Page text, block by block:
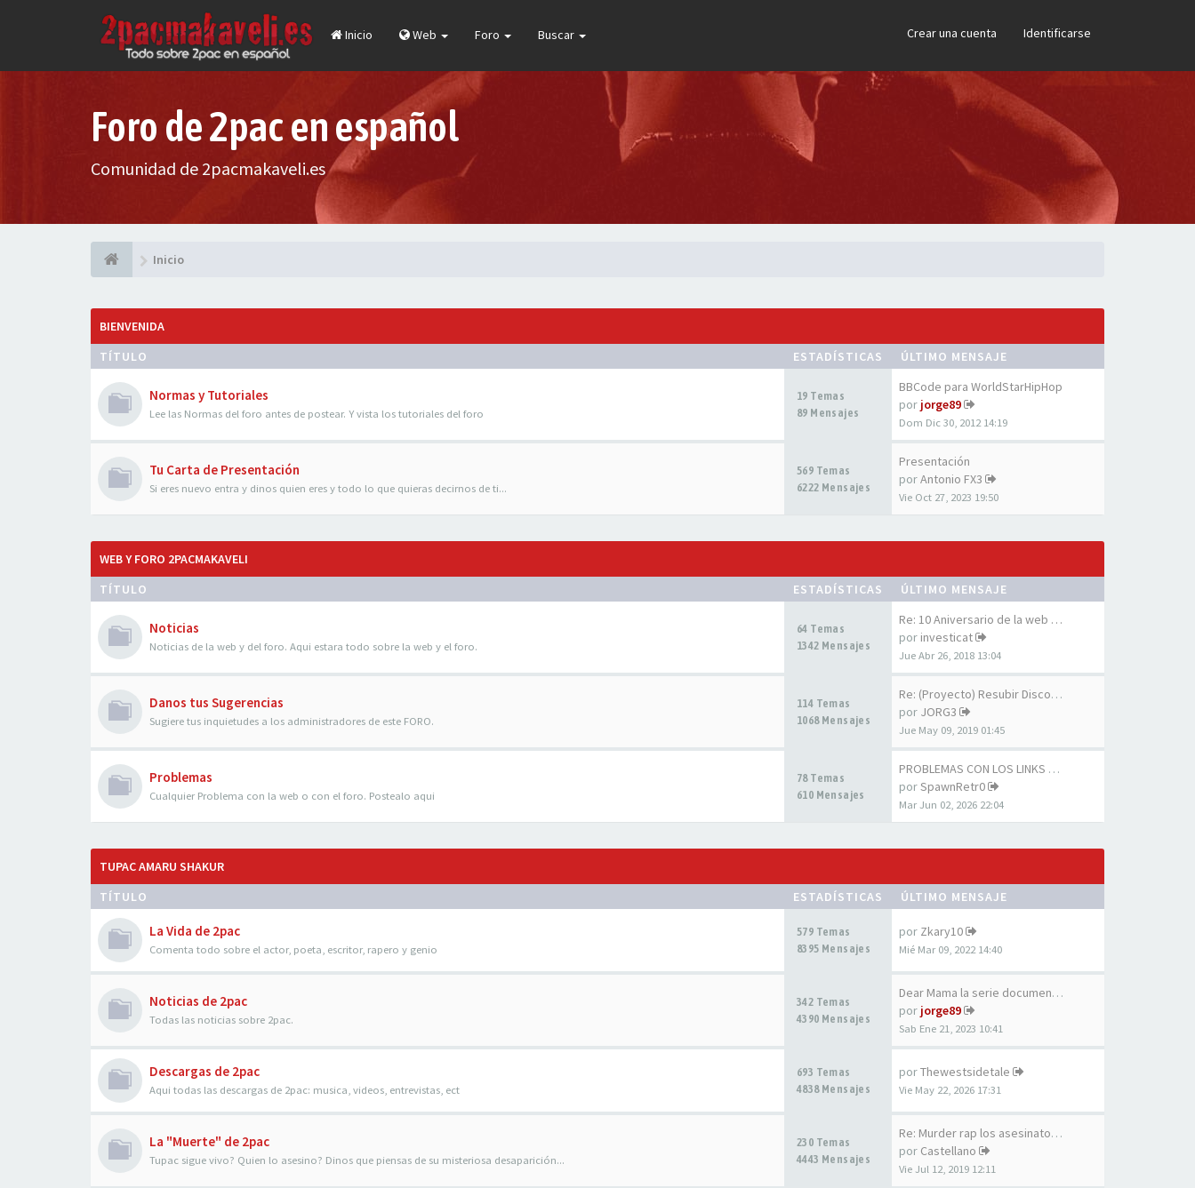
Inicio Web Foro Buscar Crear una cuenta Identificarse
Foro de 2pac en español
Comunidad de 2pacmakaveli.es
Inicio
BIENVENIDA
TÍTULO
ESTADÍSTICAS ÚLTIMO MENSAJE
Normas y Tutoriales
Lee las Normas del foro antes de postear. Y vista los tutoriales del foro
19 Temas
89 Mensajes
BBCode para WorldStarHipHop
por jorge89
Dom Dic 30, 2012 14:19
Tu Carta de Presentación
Si eres nuevo entra y dinos quien eres y todo lo que quieras decirnos de ti...
569 Temas
6222 Mensajes
Presentación
porAntonio FX3
Vie Oct 27, 2023 19:50
WEB Y FORO 2PACMAKAVELI
TÍTULO
ESTADÍSTICAS ÚLTIMO MENSAJE
Noticias
Noticias de la web y del foro. Aqui estara todo sobre la web y el foro.
64 Temas
1342 Mensajes
Re: 10 Aniversario de la web …
por investicat
Jue Abr 26, 2018 13:04
Danos tus Sugerencias
Sugiere tus inquietudes a los administradores de este FORO.
114 Temas
1068 Mensajes
Re: (Proyecto) Resubir Discos…
por JORG3
Jue May 09, 2019 01:45
Problemas
Cualquier Problema con la web o con el foro. Postealo aqui
78 Temas
610 Mensajes
PROBLEMAS CON LOS LINKS DE LA…
porSpawnRetr0
Mar Jun 02, 2026 22:04
TUPAC AMARU SHAKUR
TÍTULO
ESTADÍSTICAS ÚLTIMO MENSAJE
La Vida de 2pac
Comenta todo sobre el actor, poeta, escritor, rapero y genio
579 Temas
8395 Mensajes
por Zkary10
Mié Mar 09, 2022 14:40
Noticias de 2pac
Todas las noticias sobre 2pac.
342 Temas
4390 Mensajes
Dear Mama la serie documental…
por jorge89
Sab Ene 21, 2023 10:41
Descargas de 2pac
Aqui todas las descargas de 2pac: musica, videos, entrevistas, ect
693 Temas
4838 Mensajes
porThewestsidetale
Vie May 22, 2026 17:31
La "Muerte" de 2pac
Tupac sigue vivo? Quien lo asesino? Dinos que piensas de su misteriosa desaparición...
230 Temas
4443 Mensajes
Re: Murder rap los asesinatos…
por Castellano
Vie Jul 12, 2019 12:11